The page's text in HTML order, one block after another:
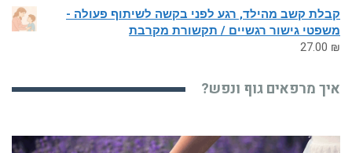
קבלת קשב מהילד, רגע לפני בקשה לשיתוף פעולה -
משפטי גישור רגשיים / תקשורת מקרבת
27.00 ₪
איך מרפאים גוף ונפש?